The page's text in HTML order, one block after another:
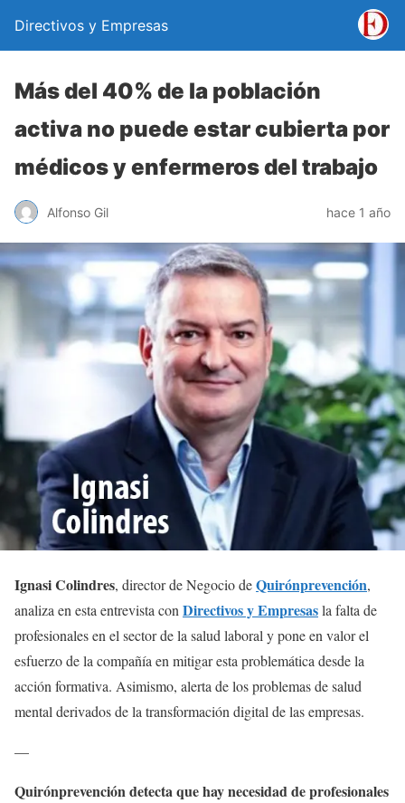
Directivos y Empresas
Más del 40% de la población
activa no puede estar cubierta por
médicos y enfermeros del trabajo
Alfonso Gil hace 1 año
Ignasi Colindres‭, ‬director de Negocio deQuirónprevención‭,
‬analiza en esta entrevista conDirectivos y Empresasla falta de
profesionales en el sector de la salud laboral y pone en valor el
esfuerzo de la compañía en mitigar esta problemática desde la
acción formativa‭. ‬Asimismo‭, ‬alerta de los problemas de salud
mental derivados de la transformación digital de las empresas‭.‬
—
Quirónprevención detecta que hay necesidad de profesionales